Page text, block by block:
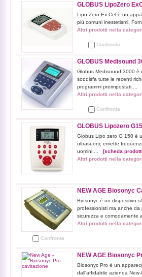
GLOBUS LipoZero
Lipo Zero Ex Cel è un
più comuni inestetismi.
Altri prodotti nella
Confronta
GLOBUS Medisound
Globus Medisound 3000 è
soddisfa tutte le recenti
programmi preimpostati....
Altri prodotti nella
Confronta
GLOBUS Lipozero
Globus Lipo zero G 150 è
ultrasuoni; emette
uomini.... [scheda
Altri prodotti nella
NEW AGE Biosonyc
Biosonyc è un dispositivo
professionisti ma anche
sicurezza e
Altri prodotti nella
Confronta
NEW AGE Biosonyc
Biosonyc Pro è un
dall'affidabile azienda New